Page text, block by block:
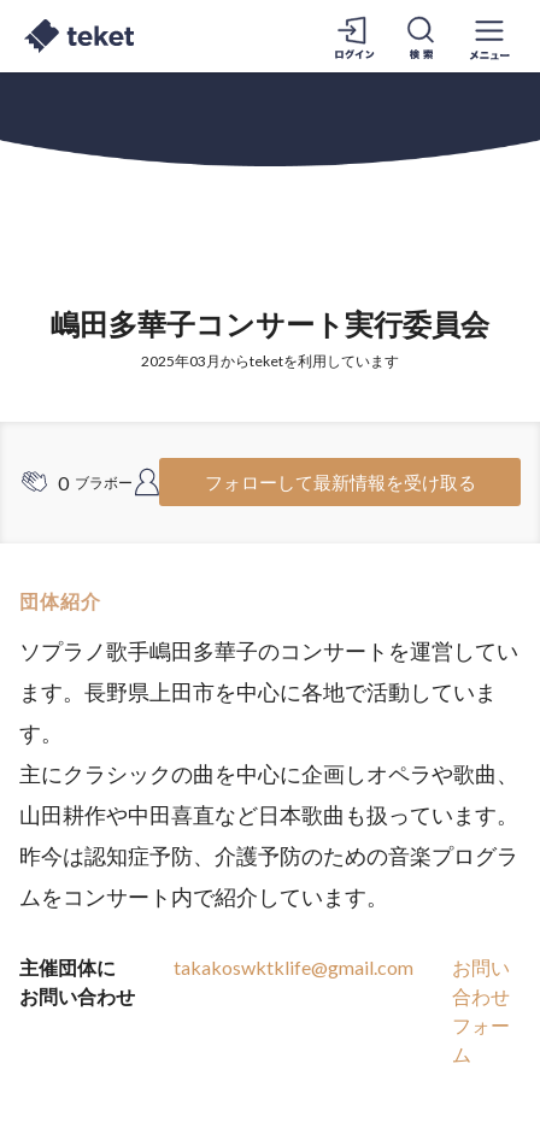
嶋田多華子コンサート実行委員会
2025年03月からteketを利用しています
0 ブラボー フォロワー
フォローして最新情報を受け取る
団体紹介
ソプラノ歌手嶋田多華子のコンサートを運営してい
ます。長野県上田市を中心に各地で活動していま
す。
主にクラシックの曲を中心に企画しオペラや歌曲、
山田耕作や中田喜直など日本歌曲も扱っています。
昨今は認知症予防、介護予防のための音楽プログラ
ムをコンサート内で紹介しています。
主催団体に
お問い合わせ
takakoswktklife@gmail.com
お問い
合わせ
フォー
ム